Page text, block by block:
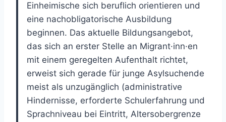
Einheimische sich beruflich orientieren und
eine nachobligatorische Ausbildung
beginnen. Das aktuelle Bildungsangebot,
das sich an erster Stelle an Migrant·inn·en
mit einem geregelten Aufenthalt richtet,
erweist sich gerade für junge Asylsuchende
meist als unzugänglich (administrative
Hindernisse, erforderte Schulerfahrung und
Sprachniveau bei Eintritt, Altersobergrenze